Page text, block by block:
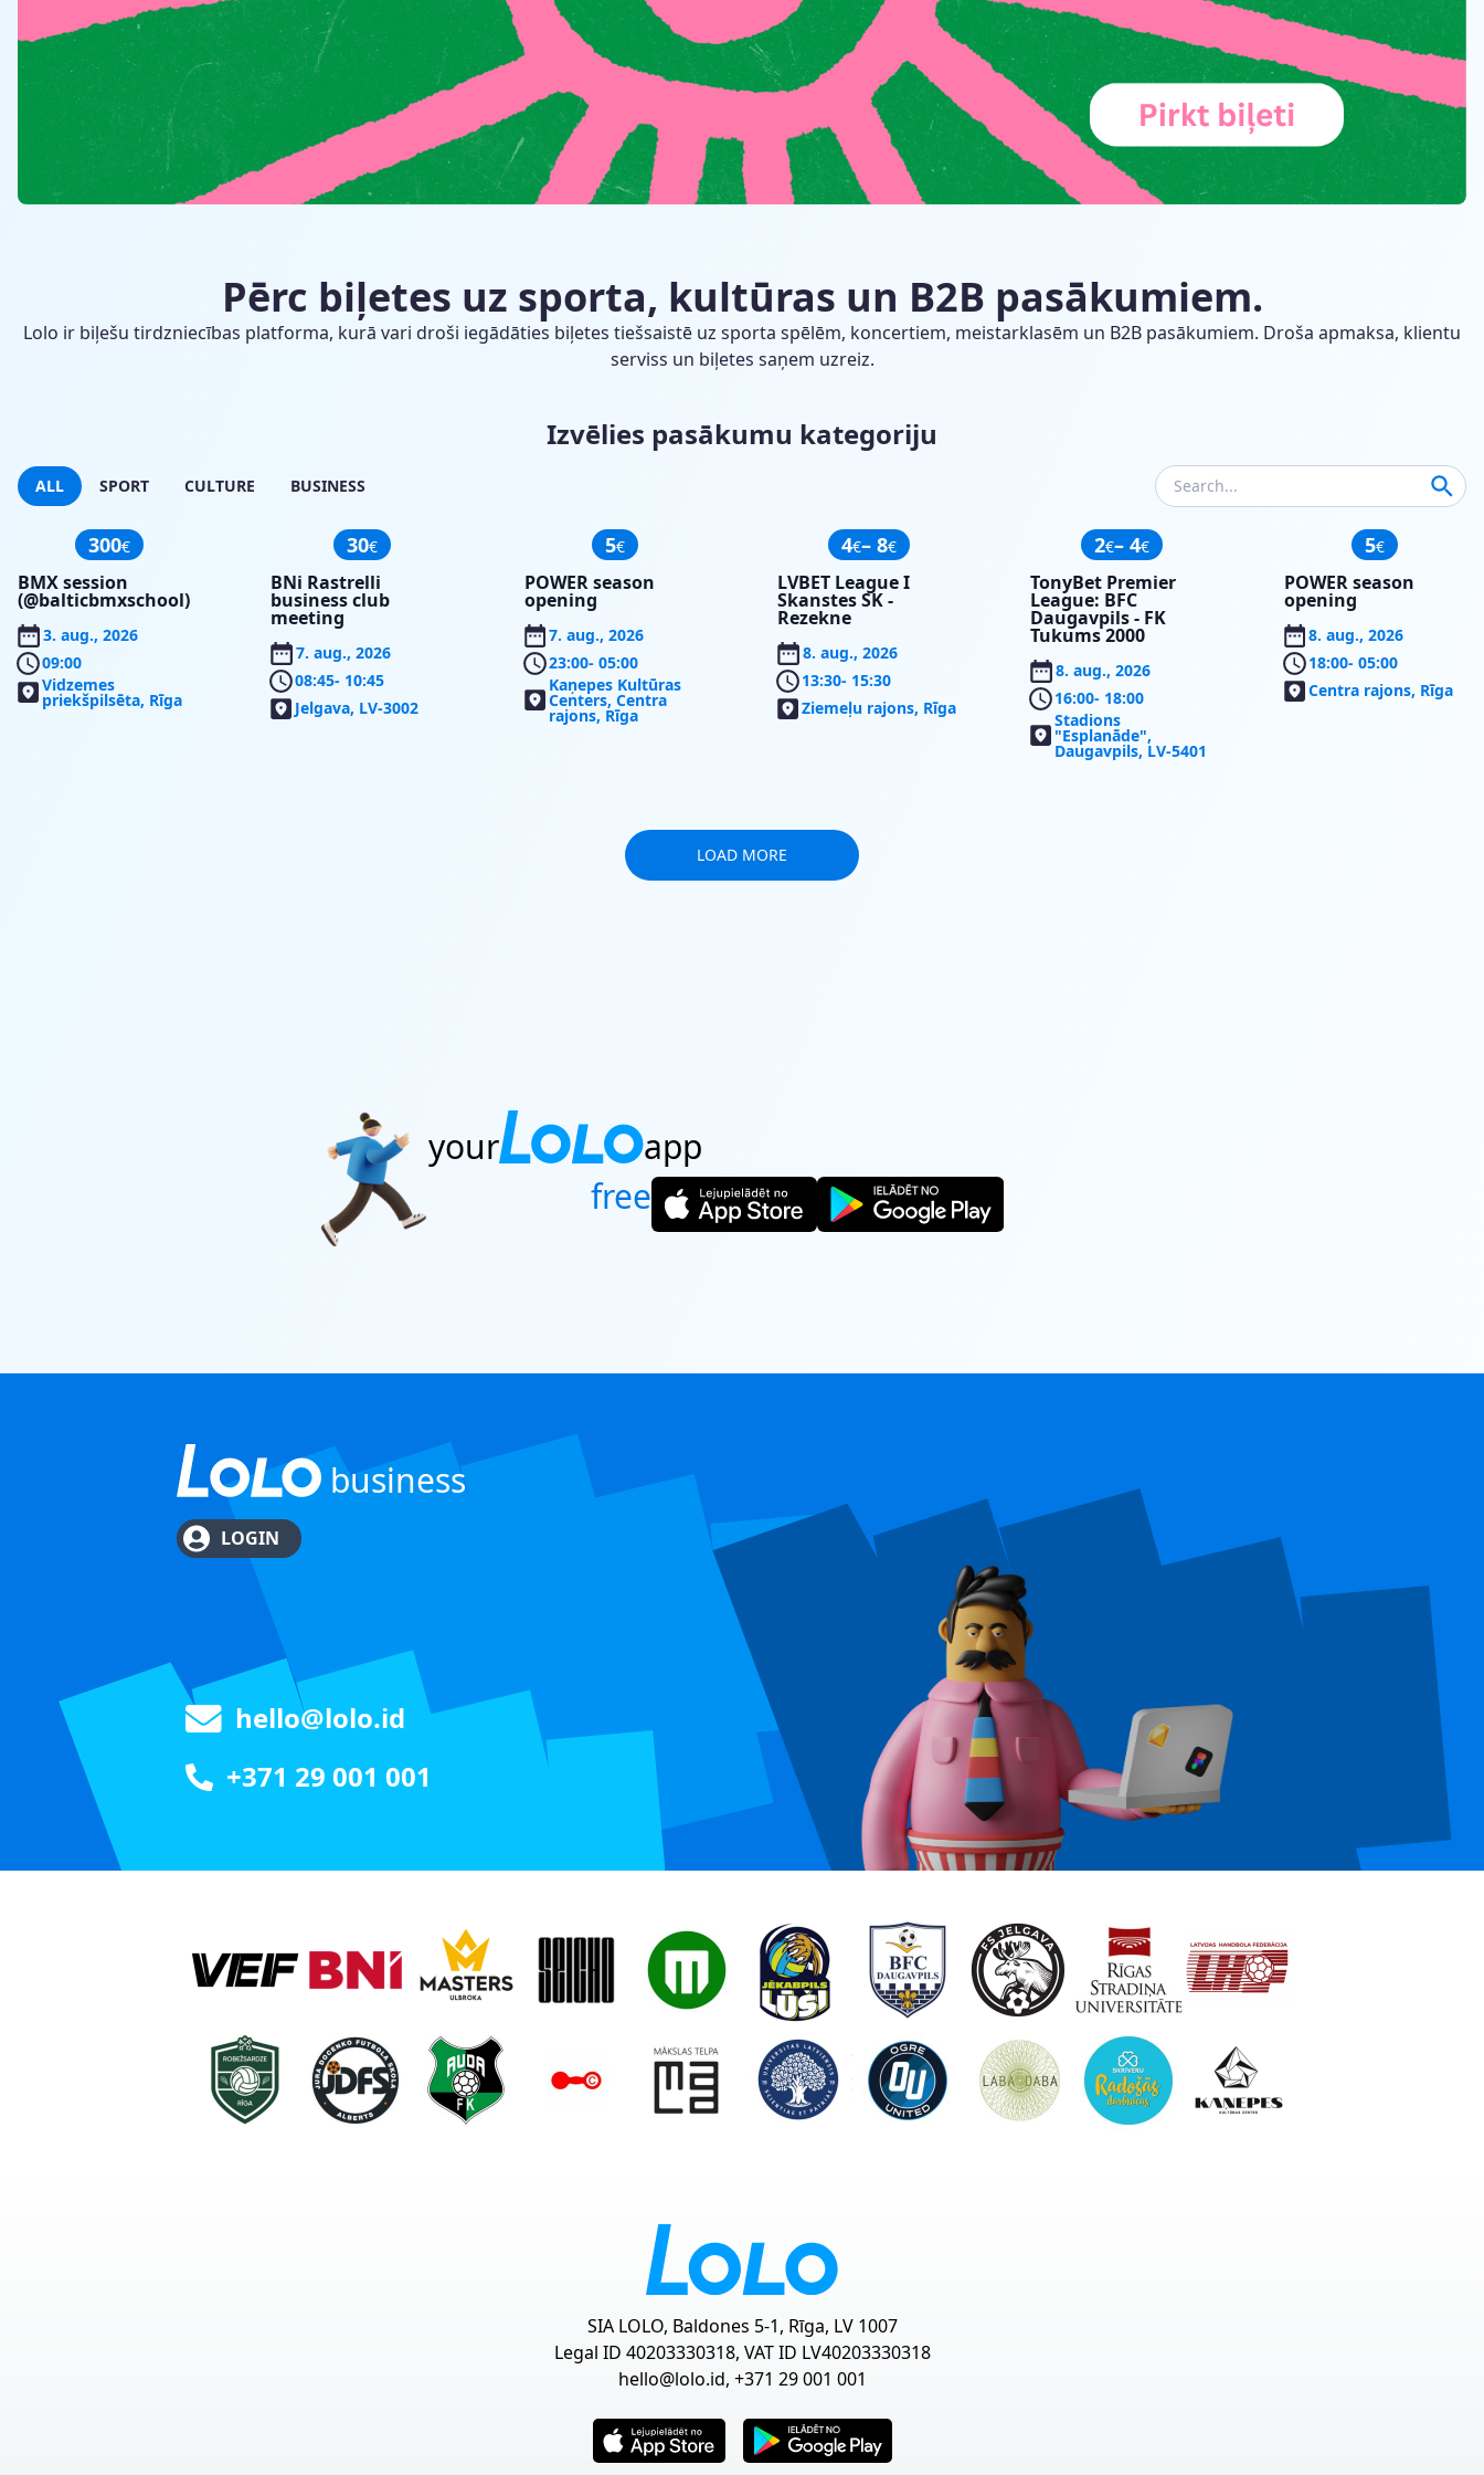
Pērc biļetes uz sporta, kultūras un B2B pasākumiem.
Lolo ir biļešu tirdzniecības platforma, kurā vari droši iegādāties biļetes tiešsaistē uz sporta spēlēm, koncertiem, meistarklasēm un B2B pasākumiem. Droša apmaksa, klientu
serviss un biļetes saņem uzreiz.
Izvēlies pasākumu kategoriju
ALL SPORT CULTURE BUSINESS
300€
BMX session
(@balticbmxschool)
3. aug., 2026
09:00
Vidzemes
priekšpilsēta, Rīga
30€
BNi Rastrelli
business club
meeting
7. aug., 2026
08:45- 10:45
Jelgava, LV-3002
5€
POWER season
opening
7. aug., 2026
23:00- 05:00
Kaņepes Kultūras
Centers, Centra
rajons, Rīga
4€– 8€
LVBET League I
Skanstes SK -
Rezekne
8. aug., 2026
13:30- 15:30
Ziemeļu rajons, Rīga
2€– 4€
TonyBet Premier
League: BFC
Daugavpils - FK
Tukums 2000
8. aug., 2026
16:00- 18:00
Stadions
"Esplanāde",
Daugavpils, LV-5401
5€
POWER season
opening
8. aug., 2026
18:00- 05:00
Centra rajons, Rīga
LOAD MORE
your
app
free
business
LOGIN
hello@lolo.id
+371 29 001 001
SIA LOLO, Baldones 5-1, Rīga, LV 1007
Legal ID 40203330318, VAT ID LV40203330318
hello@lolo.id, +371 29 001 001